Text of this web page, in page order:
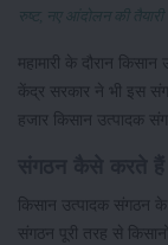
रुष्ट, नए आंदोलन की तैयारी
महामारी के दौरान
केंद्र सरकार ने भी इस
हजार किसान उत्पादक
किसान उत्पादक संगठन
संगठन पूरी तरह से